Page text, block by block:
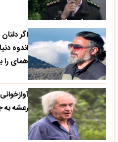
اگر
اندوه
همای را
رعشه به